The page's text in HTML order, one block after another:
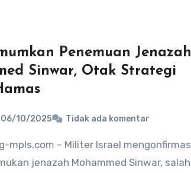
Penemuan Jenazah
Sinwar, Otak Strategi
06/10/2025 Tidak ada komentar
jenazah Mohammed Sinwar, salah